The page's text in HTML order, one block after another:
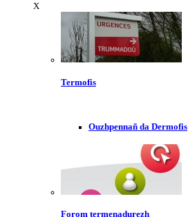
X
Termofis
Ouzhpennañ da Dermofis
Forom termenadurezh